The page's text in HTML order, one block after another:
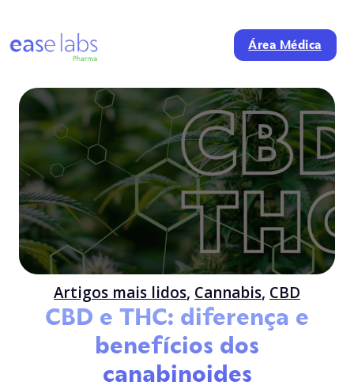
Área Médica
Artigos mais lidos, Cannabis, CBD
CBD e THC: diferença e
benefícios dos
canabinoides